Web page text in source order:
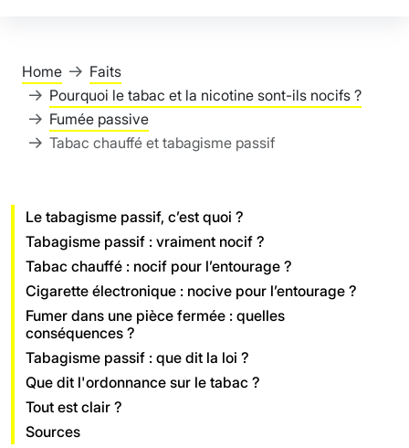
Home
Faits
Pourquoi le tabac et la nicotine sont-ils nocifs ?
Fumée passive
Tabac chauffé et tabagisme passif
Le tabagisme passif, c’est quoi ?
Tabagisme passif : vraiment nocif ?
Tabac chauffé : nocif pour l’entourage ?
Cigarette électronique : nocive pour l’entourage ?
Fumer dans une pièce fermée : quelles
conséquences ?
Tabagisme passif : que dit la loi ?
Que dit l'ordonnance sur le tabac ?
Tout est clair ?
Sources